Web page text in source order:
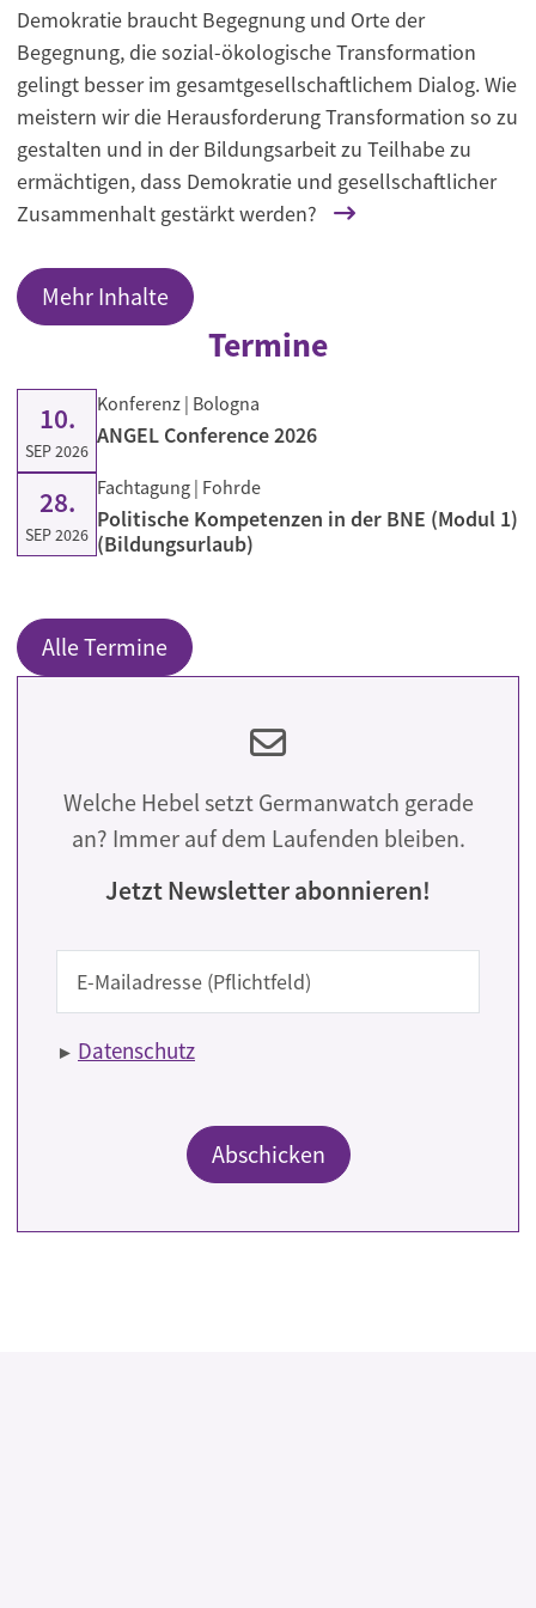
Demokratie braucht Begegnung und Orte der
Begegnung, die sozial-ökologische Transformation
gelingt besser im gesamtgesellschaftlichem Dialog. Wie
meistern wir die Herausforderung Transformation so zu
gestalten und in der Bildungsarbeit zu Teilhabe zu
ermächtigen, dass Demokratie und gesellschaftlicher
Zusammenhalt gestärkt werden?
Mehr Inhalte
Termine
10.
SEP 2026
Konferenz | Bologna
ANGEL Conference 2026
28.
SEP 2026
Fachtagung | Fohrde
Politische Kompetenzen in der BNE (Modul 1)
(Bildungsurlaub)
Alle Termine
Welche Hebel setzt Germanwatch gerade
an? Immer auf dem Laufenden bleiben.
Jetzt Newsletter abonnieren!
Datenschutz